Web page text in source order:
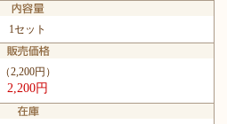
1セット
（2,200円）
2,200円